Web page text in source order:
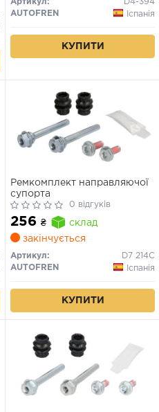
Артикул:
D4-394
AUTOFREN
Іспанія
КУПИТИ
Ремкомплект направляючої
супорта
0 відгуків
256 ₴
склад
закінчується
Артикул:
D7 214C
AUTOFREN
Іспанія
КУПИТИ